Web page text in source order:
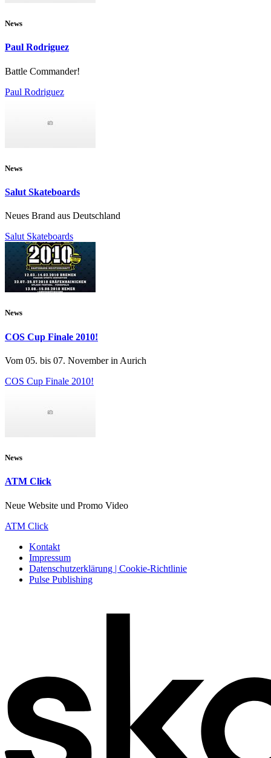
News
Paul Rodriguez
Battle Commander!
Paul Rodriguez
News
Salut Skateboards
Neues Brand aus Deutschland
Salut Skateboards
News
COS Cup Finale 2010!
Vom 05. bis 07. November in Aurich
COS Cup Finale 2010!
News
ATM Click
Neue Website und Promo Video
ATM Click
Kontakt
Impressum
Datenschutzerklärung | Cookie-Richtlinie
Pulse Publishing